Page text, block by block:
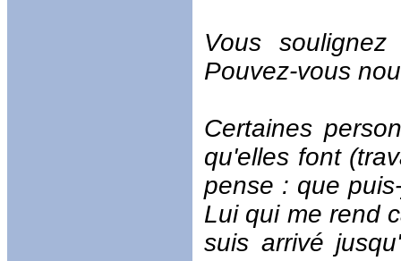
Vous
Pouvez-vous
Certaines
qu'elles font
pense : que
Lui qui me rend
suis arrivé